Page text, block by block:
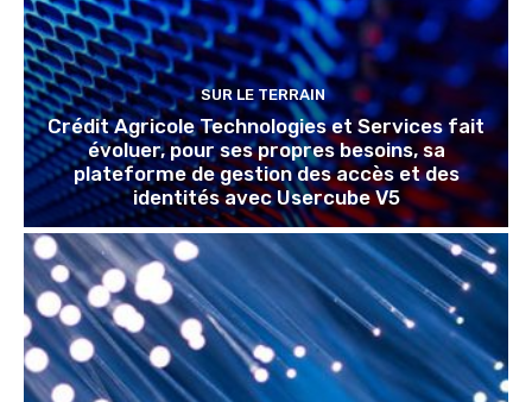
SUR LE TERRAIN
Crédit Agricole Technologies et Services fait
évoluer, pour ses propres besoins, sa
plateforme de gestion des accès et des
identités avec Usercube V5